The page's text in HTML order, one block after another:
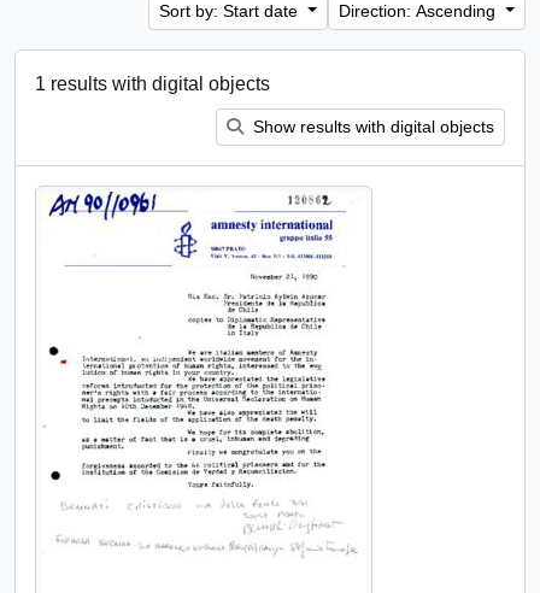
Sort by: Start date
Direction: Ascending
1 results with digital objects
Show results with digital objects